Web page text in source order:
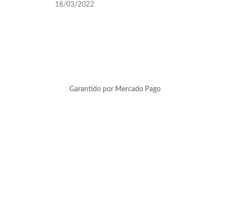
18/03/2022
Garantido por Mercado Pago